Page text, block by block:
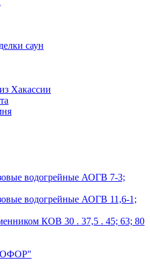
саун
Хакассии
водогрейные АОГВ 7-3;
водогрейные АОГВ 11,6-1;
КОВ 30 . 37,5 . 45; 63; 80